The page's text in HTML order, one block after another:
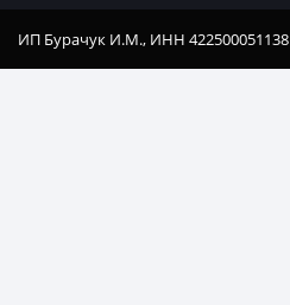
ИП Бурачук И.М., ИНН 422500051138